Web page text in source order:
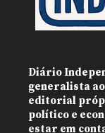
Diário
generalista
editorial
político e
estar em